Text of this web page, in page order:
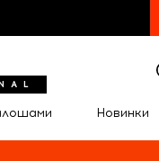
Новинки